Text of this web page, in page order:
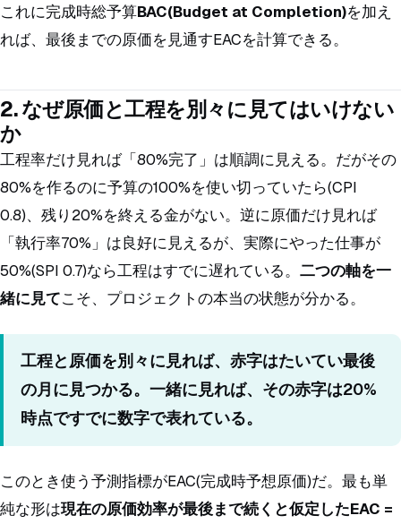
これに完成時総予算BAC(Budget at Completion)を加え
れば、最後までの原価を見通すEACを計算できる。
2. なぜ原価と工程を別々に見てはいけない
か
工程率だけ見れば「80%完了」は順調に見える。だがその
80%を作るのに予算の100%を使い切っていたら(CPI
0.8)、残り20%を終える金がない。逆に原価だけ見れば
「執行率70%」は良好に見えるが、実際にやった仕事が
50%(SPI 0.7)なら工程はすでに遅れている。 二つの軸を一
緒に見てこそ、プロジェクトの本当の状態が分かる。
工程と原価を別々に見れば、赤字はたいてい最後
の月に見つかる。一緒に見れば、その赤字は20%
時点ですでに数字で表れている。
このとき使う予測指標がEAC(完成時予想原価)だ。最も単
純な形は現在の原価効率が最後まで続くと仮定したEAC =